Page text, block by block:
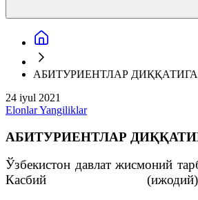
АБИТУРИЕНТЛАР
24 iyul 2021
ElonlarYangiliklar
АБИТУРИЕНТЛАР
Ўзбекистон давлат жисмоний
Касбий